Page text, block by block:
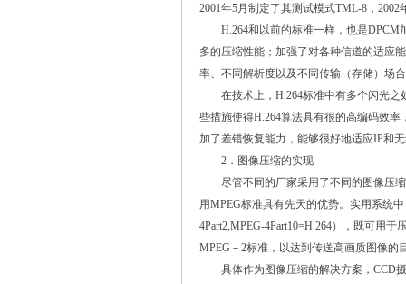
2001年5月制定了其测试模式TML-8，
H.264和以前的标准一样，也是DPCM
多的压缩性能；加强了对各种信道的适应
率、不同解析度以及不同传输（存储）场
在技术上，H.264标准中有多个闪光之
些措施使得H.264算法具有很的高编码效
加了差错恢复能力，能够很好地适应IP和
2．图像压缩的实现
尽管不同的厂家采用了不同的图像压缩
用MPEG标准具有先天的优势。实用系统
4Part2,MPEG-4Part10=H.264），既可用
MPEG－2标准，以达到传送高画质图像的
具体作为图像压缩的解决方案，CCD摄